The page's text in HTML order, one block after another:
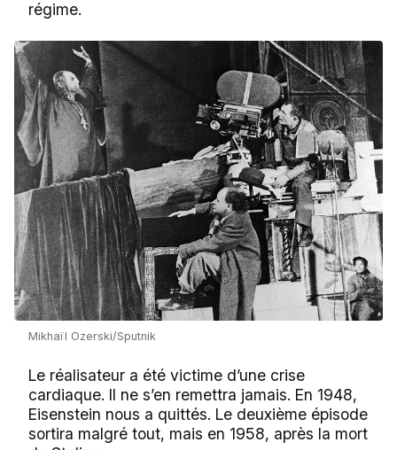
régime.
Mikhaïl Ozerski/Sputnik
Le réalisateur a été victime d’une crise
cardiaque. Il ne s’en remettra jamais. En 1948,
Eisenstein nous a quittés. Le deuxième épisode
sortira malgré tout, mais en 1958, après la mort